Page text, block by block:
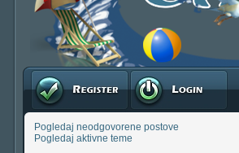
Registruj se Prijavite se
Pogledaj neodgovorene postove
Pogledaj aktivne teme